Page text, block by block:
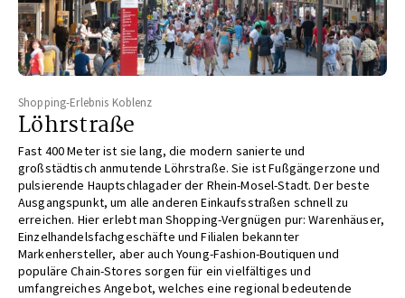
Shopping-Erlebnis Koblenz
Löhrstraße
Fast 400 Meter ist sie lang, die modern sanierte und
großstädtischanmutende Löhrstraße. Sie ist Fußgängerzoneund
pulsierende Hauptschlagader der Rhein-Mosel-Stadt.Der beste
Ausgangspunkt, um alle anderen Einkaufsstraßen schnell zu
erreichen. Hier erlebt man Shopping-Vergnügen pur: Warenhäuser,
Einzelhandelsfachgeschäfte und Filialen bekannter
Markenhersteller, aber auch Young-Fashion-Boutiquen und
populäre Chain-Stores sorgen für ein vielfältiges und
umfangreiches Angebot, welches eineregional bedeutende